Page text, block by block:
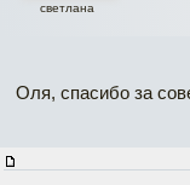
светлана
Оля, спасибо за